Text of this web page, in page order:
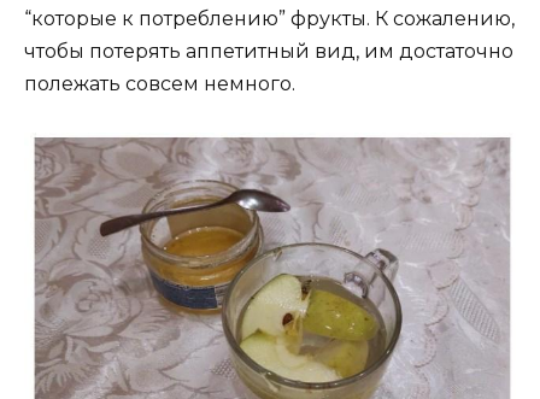
“которые к потреблению” фрукты. К сожалению,
чтобы потерять аппетитный вид, им достаточно
полежать совсем немного.